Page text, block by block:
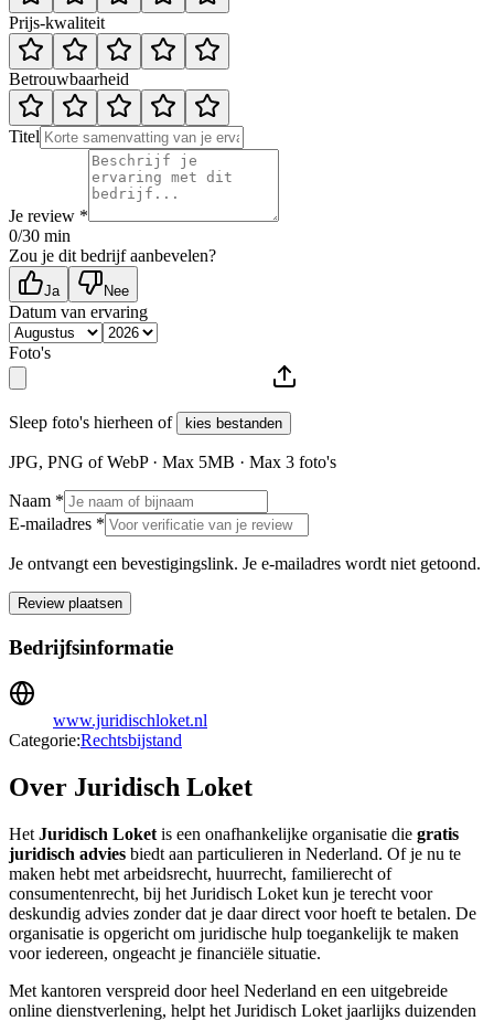
Prijs-kwaliteit
Betrouwbaarheid
Titel
Je review *
0/30 min
Zou je dit bedrijf aanbevelen?
Ja Nee
Datum van ervaring
Foto's
Sleep foto's hierheen of kies bestanden
JPG, PNG of WebP · Max 5MB · Max 3 foto's
Naam *
E-mailadres *
Je ontvangt een bevestigingslink. Je e-mailadres wordt niet getoond.
Review plaatsen
Bedrijfsinformatie
www.juridischloket.nl
Categorie:Rechtsbijstand
Over Juridisch Loket
Het Juridisch Loket is een onafhankelijke organisatie die gratis
juridisch advies biedt aan particulieren in Nederland. Of je nu te
maken hebt met arbeidsrecht, huurrecht, familierecht of
consumentenrecht, bij het Juridisch Loket kun je terecht voor
deskundig advies zonder dat je daar direct voor hoeft te betalen. De
organisatie is opgericht om juridische hulp toegankelijk te maken
voor iedereen, ongeacht je financiële situatie.
Met kantoren verspreid door heel Nederland en een uitgebreide
online dienstverlening, helpt het Juridisch Loket jaarlijks duizenden